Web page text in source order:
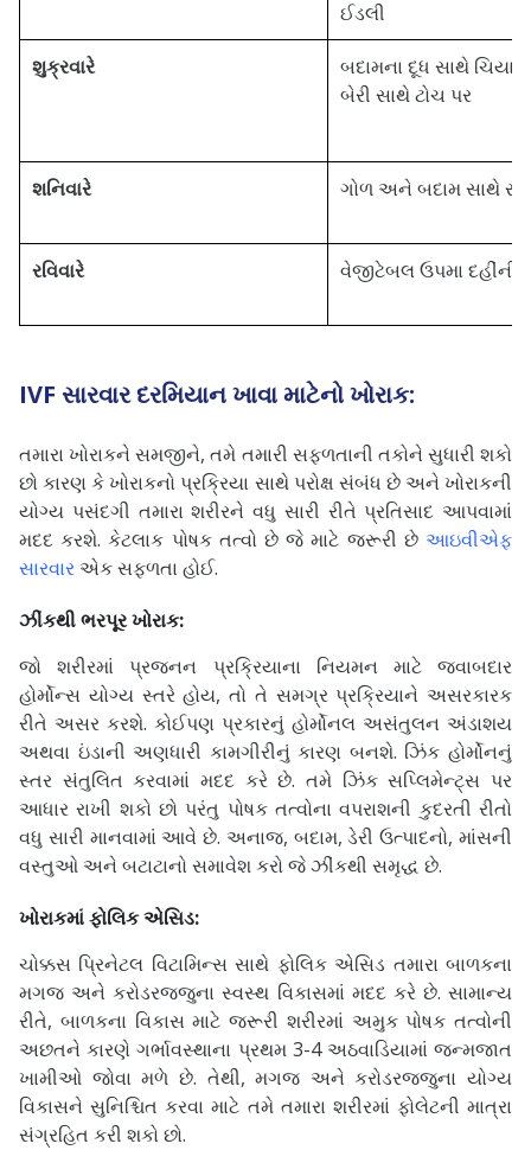
ઈડલી
શુક્રવારે
બદામના દૂધ સાથે ચિયા
બેરી સાથે ટોચ પર
શનિવારે ગોળ અને બદામ સાથે
રવિવારે વેજીટેબલ ઉપમા દહીંની
IVF સારવાર દરમિયાન ખાવા માટેનો ખોરાક:
તમારા ખોરાકને સમજીને, તમે તમારી સફળતાની તકોને સુધારી શકો
છો કારણ કે ખોરાકનો પ્રક્રિયા સાથે પરોક્ષ સંબંધ છે અને ખોરાકની
યોગ્ય પસંદગી તમારા શરીરને વધુ સારી રીતે પ્રતિસાદ આપવામાં
મદદ કરશે. કેટલાક પોષક તત્વો છે જે માટે જરૂરી છે આઇવીએફ
સારવાર એક સફળતા હોઈ.
ઝીંકથી ભરપૂર ખોરાક:
જો શરીરમાં પ્રજનન પ્રક્રિયાના નિયમન માટે જવાબદાર
હોર્મોન્સ યોગ્ય સ્તરે હોય, તો તે સમગ્ર પ્રક્રિયાને અસરકારક
રીતે અસર કરશે. કોઈપણ પ્રકારનું હોર્મોનલ અસંતુલન અંડાશય
અથવા ઇંડાની અણધારી કામગીરીનું કારણ બનશે. ઝિંક હોર્મોનનું
સ્તર સંતુલિત કરવામાં મદદ કરે છે. તમે ઝિંક સપ્લિમેન્ટ્સ પર
આધાર રાખી શકો છો પરંતુ પોષક તત્વોના વપરાશની કુદરતી રીતો
વધુ સારી માનવામાં આવે છે. અનાજ, બદામ, ડેરી ઉત્પાદનો, માંસની
વસ્તુઓ અને બટાટાનો સમાવેશ કરો જે ઝીંકથી સમૃદ્ધ છે.
ખોરાકમાં ફોલિક એસિડ:
ચોક્કસ પ્રિનેટલ વિટામિન્સ સાથે ફોલિક એસિડ તમારા બાળકના
મગજ અને કરોડરજ્જુના સ્વસ્થ વિકાસમાં મદદ કરે છે. સામાન્ય
રીતે, બાળકના વિકાસ માટે જરૂરી શરીરમાં અમુક પોષક તત્વોની
અછતને કારણે ગર્ભાવસ્થાના પ્રથમ 3-4 અઠવાડિયામાં જન્મજાત
ખામીઓ જોવા મળે છે. તેથી, મગજ અને કરોડરજ્જુના યોગ્ય
વિકાસને સુનિશ્ચિત કરવા માટે તમે તમારા શરીરમાં ફોલેટની માત્રા
સંગ્રહિત કરી શકો છો.